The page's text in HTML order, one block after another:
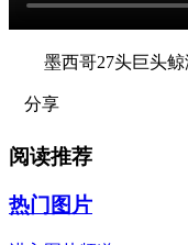
墨西哥27头巨头鲸
分享
阅读推荐
热门图片